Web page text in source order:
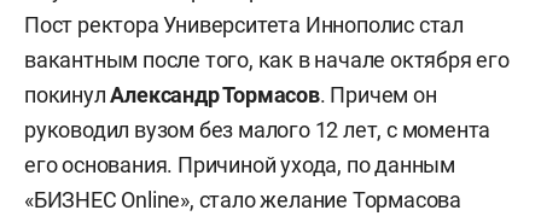
Пост ректора Университета Иннополис стал
вакантным после того, как в начале октября его
покинулАлександр Тормасов. Причем он
руководил вузом без малого 12 лет, с момента
его основания. Причиной ухода, по данным
«БИЗНЕС Online», стало желание Тормасова